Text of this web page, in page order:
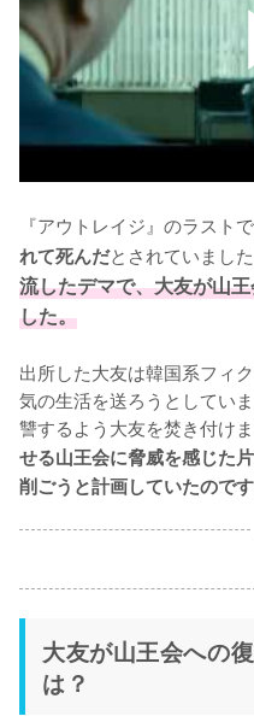
『アウトレイジ』のラストで
れて死んだとされていまし
流したデマで、大友が山
した。
出所した大友は韓国系フィ
気の生活を送ろうとしてい
讐するよう大友を焚き付けま
せる山王会に脅威を感じた
削ごうと計画していたのです
大友が山王会への
は？